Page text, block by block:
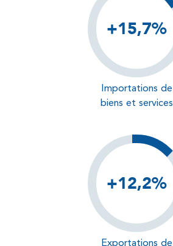
+15,7%
Importations de
biens et services
+12,2%
Exportations de